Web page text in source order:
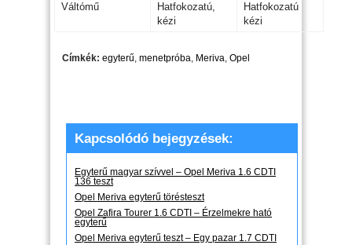
Váltómű
Hatfokozatú,
kézi
Hatfokozatú
kézi
Címkék: egyterű, menetpróba, Meriva, Opel
Kapcsolódó bejegyzések:
Egyterű magyar szívvel – Opel Meriva 1.6 CDTI
136 teszt
Opel Meriva egyterű törésteszt
Opel Zafira Tourer 1.6 CDTI – Érzelmekre ható
egyterű
Opel Meriva egyterű teszt – Egy pazar 1.7 CDTI